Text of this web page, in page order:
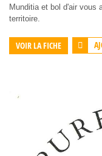
Munditia et bol d'air vous
territoire.
VOIR LA FICHE